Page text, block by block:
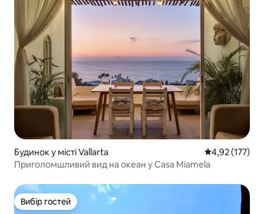
Будинок у місті Vallarta Середня
4,92 (177)
Приголомшливий вид на океан у Casa Miamela
Вибір гостей
Вибір гостей